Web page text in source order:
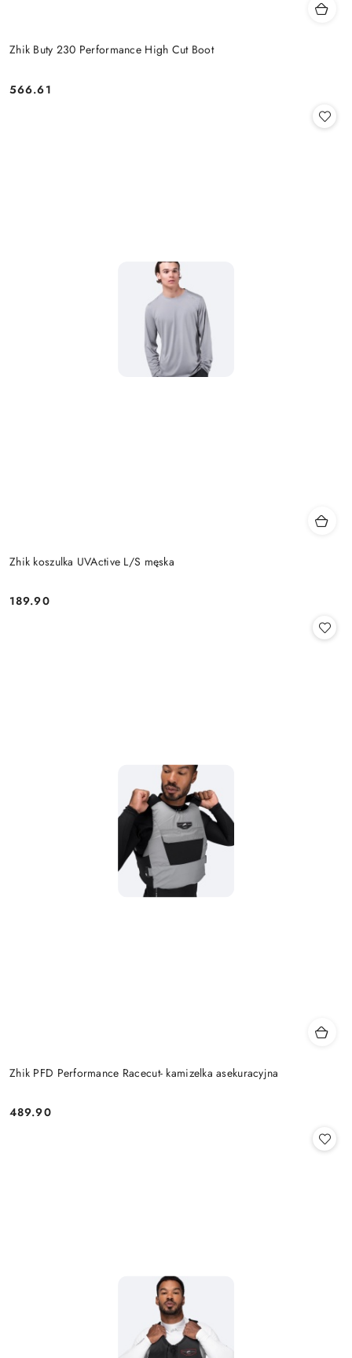
Zhik Buty 230 Performance High Cut Boot
Cena:
566.61
Zhik koszulka UVActive L/S męska
Cena:
189.90
Zhik PFD Performance Racecut- kamizelka asekuracyjna
Cena:
489.90